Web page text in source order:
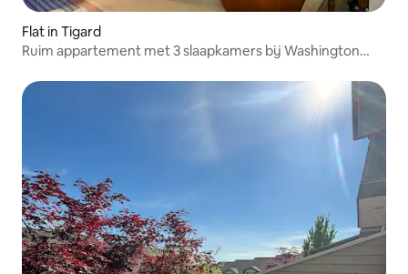
Flat in Tigard
Ruim appartement met 3 slaapkamers bij Washington